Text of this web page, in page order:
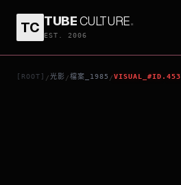
TC TUBECULTURE.
EST. 2006
[ROOT] /光影 /檔案_1985 /VISUAL_#ID.453
黑色星期五之鬼翻生